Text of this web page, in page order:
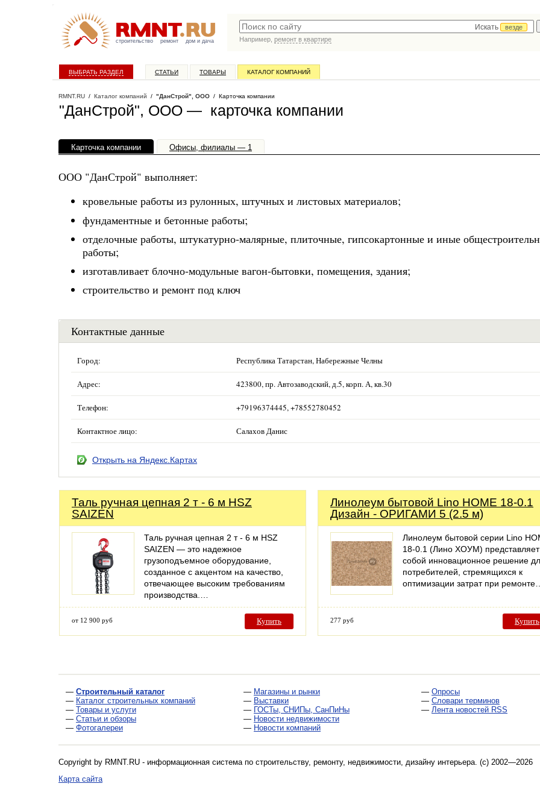
строительство ремонт дом и дача
Искать
везде
Например, ремонт в квартире
ВЫБРАТЬ РАЗДЕЛ СТАТЬИ ТОВАРЫ КАТАЛОГ КОМПАНИЙ
RMNT.RU / Каталог компаний / "ДанСтрой", ООО / Карточка компании
"ДанСтрой", ООО — карточка компании
Карточка компании Офисы, филиалы — 1
ООО "ДанСтрой" выполняет:
кровельные работы из рулонных, штучных и листовых материалов;
фундаментные и бетонные работы;
отделочные работы, штукатурно-малярные, плиточные, гипсокартонные и иные
работы;
изготавливает блочно-модульные вагон-бытовки, помещения, здания;
строительство и ремонт под ключ
Контактные данные
Город: Республика Татарстан, Набережные Челны
Адрес: 423800, пр. Автозаводский, д.5, корп. А, кв.30
Телефон: +79196374445, +78552780452
Контактное лицо: Салахов Данис
Открыть на Яндекс.Картах
Таль ручная цепная 2 т - 6 м HSZ
SAIZEN
Таль ручная цепная 2 т - 6 м HSZ
SAIZEN — это надежное
грузоподъемное оборудование,
созданное с акцентом на качество,
отвечающее высоким требованиям
производства.…
от 12 900 руб Купить
Линолеум бытовой Lino HOME 18-0.1
Дизайн - ОРИГАМИ 5 (2.5 м)
Линолеум бытовой серии Lino
18-0.1 (Лино ХОУМ) представляет
собой инновационное решение
потребителей, стремящихся к
оптимизации затрат при
277 руб Купить
— Строительный каталог
— Каталог строительных компаний
— Товары и услуги
— Статьи и обзоры
— Фотогалереи
— Магазины и рынки
— Выставки
— ГОСТы, СНИПы, СанПиНы
— Новости недвижимости
— Новости компаний
— Опросы
— Словари терминов
— Лента новостей RSS
Copyright by RMNT.RU - информационная система по строительству, ремонту, недвижимости, дизайну интерьера . (c) 2002—2026
Карта сайта